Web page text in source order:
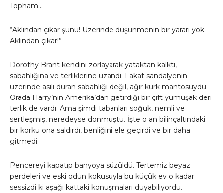
Topham…
“Aklından çıkar şunu! Üzerinde düşünmenin bir yararı yok.
Aklından çıkar!”
Dorothy Brant kendini zorlayarak yataktan kalktı,
sabahlığına ve terliklerine uzandı. Fakat sandalyenin
üzerinde asılı duran sabahlığı değil, ağır kürk mantosuydu.
Orada Harry’nin Amerika’dan getirdiği bir çift yumuşak deri
terlik de vardı. Ama şimdi tabanları soğuk, nemli ve
sertleşmiş, neredeyse donmuştu. İşte o an bilinçaltındaki
bir korku ona saldırdı, benliğini ele geçirdi ve bir daha
gitmedi.
Pencereyi kapatıp banyoya süzüldü. Tertemiz beyaz
perdeleri ve eski odun kokusuyla bu küçük ev o kadar
sessizdi ki aşağı kattaki konuşmaları duyabiliyordu.